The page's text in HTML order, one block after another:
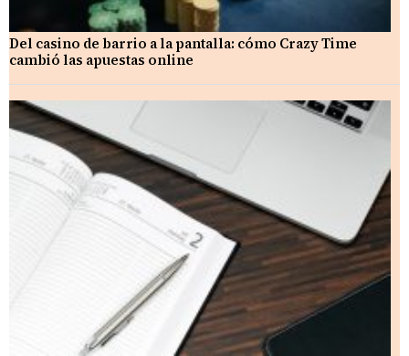
Del casino de barrio a la pantalla: cómo Crazy Time
cambió las apuestas online